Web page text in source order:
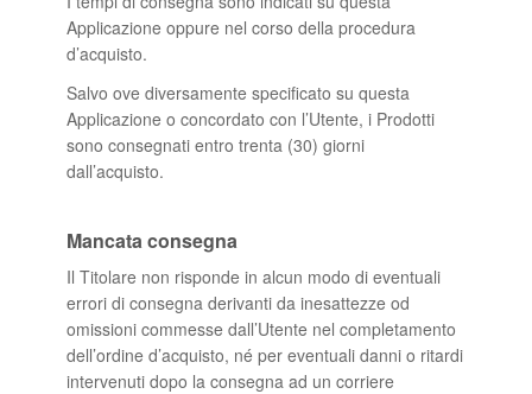
Applicazione oppure nel corso della procedura
d’acquisto.
Salvo ove diversamente specificato su questa
Applicazione o concordato con l’Utente, i Prodotti
sono consegnati entro trenta (30) giorni
dall’acquisto.
Mancata consegna
Il Titolare non risponde in alcun modo di eventuali
errori di consegna derivanti da inesattezze od
omissioni commesse dall’Utente nel completamento
dell’ordine d’acquisto, né per eventuali danni o ritardi
intervenuti dopo la consegna ad un corriere